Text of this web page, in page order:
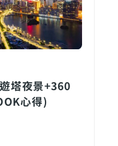
塔夜景+360
心得)